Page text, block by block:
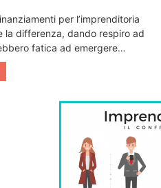
per l’imprenditoria
la differenza, dando respiro ad
fatica ad emergere…